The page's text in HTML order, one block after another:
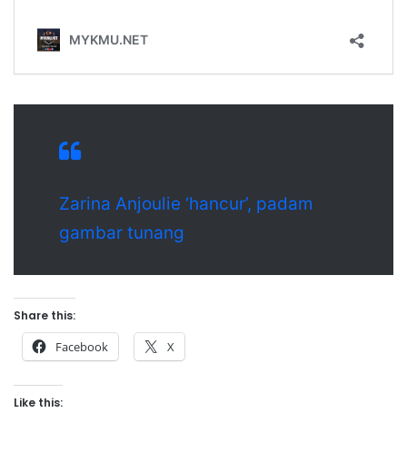
Zarina Anjoulie ‘hancur’, padam
gambar tunang
Share this:
Facebook X
Like this: